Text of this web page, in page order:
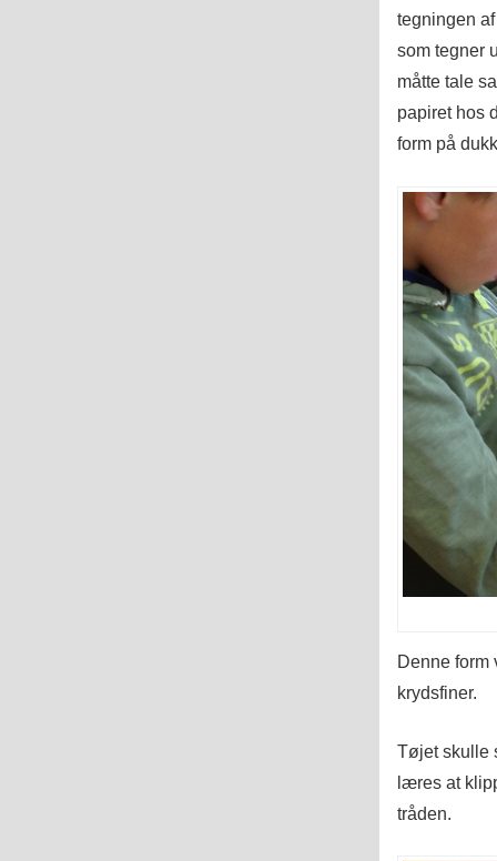
tegningen
som tegner
måtte tale
papiret hos
form på
Denne form
krydsfiner.
Tøjet skulle
læres at
tråden.